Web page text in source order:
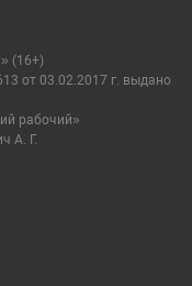
(16+)
от 03.02.2017 г. выдано
рабочий»
А. Г.